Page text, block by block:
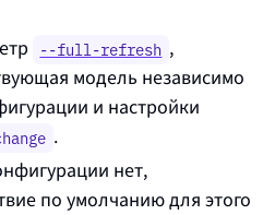
--full-refresh ,
модель независимо
и настройки
.
нет,
по умолчанию для этого